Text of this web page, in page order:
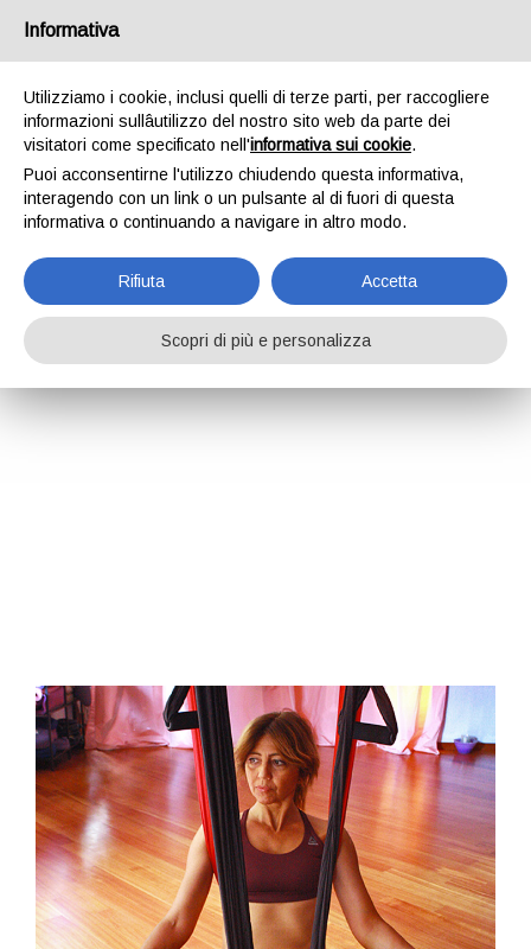
ANTONELLA ANURADHA
MACRÌ
Informativa
Utilizziamo i cookie, inclusi quelli di terze parti, per raccogliere
informazioni sullâutilizzo del nostro sito web da parte dei
visitatori come specificato nell'informativa sui cookie.
Puoi acconsentirne l'utilizzo chiudendo questa informativa,
interagendo con un link o un pulsante al di fuori di questa
informativa o continuando a navigare in altro modo.
Rifiuta Accetta
Scopri di più e personalizza